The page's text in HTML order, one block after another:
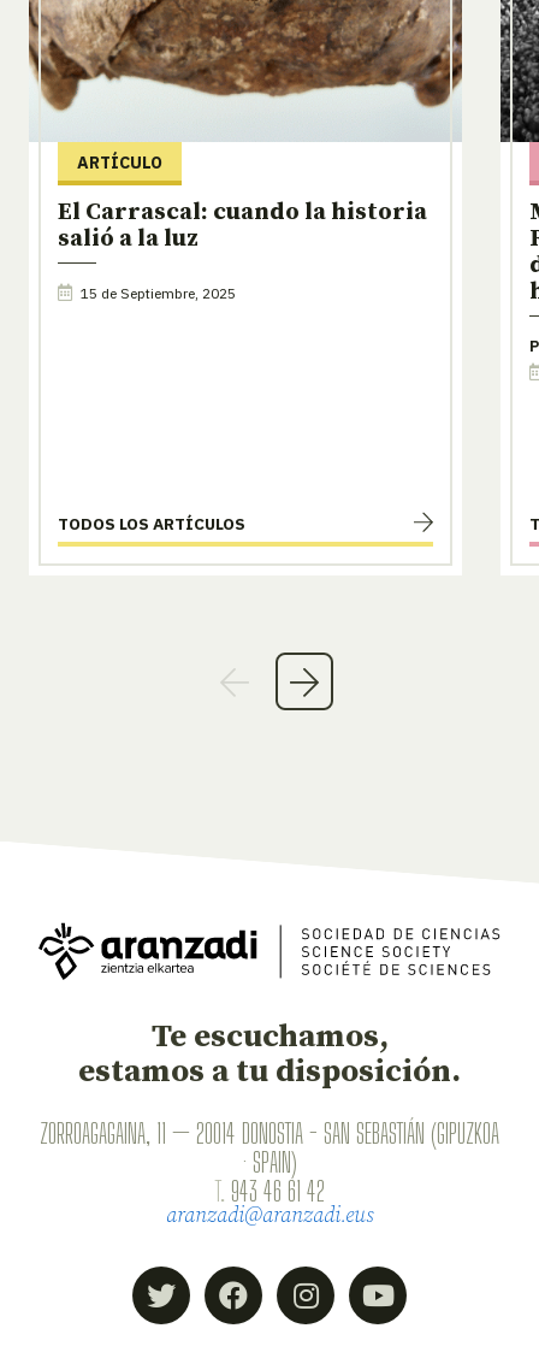
ARTÍCULO
El Carrascal: cuando la historia
salió a la luz
15 de Septiembre, 2025
TODOS LOS ARTÍCULOS
Te escuchamos,
estamos a tu disposición.
ZORROAGAGAINA, 11 — 20014 DONOSTIA - SAN SEBASTIÁN (GIPUZKOA
· SPAIN)
T. 943 46 61 42
aranzadi@aranzadi.eus